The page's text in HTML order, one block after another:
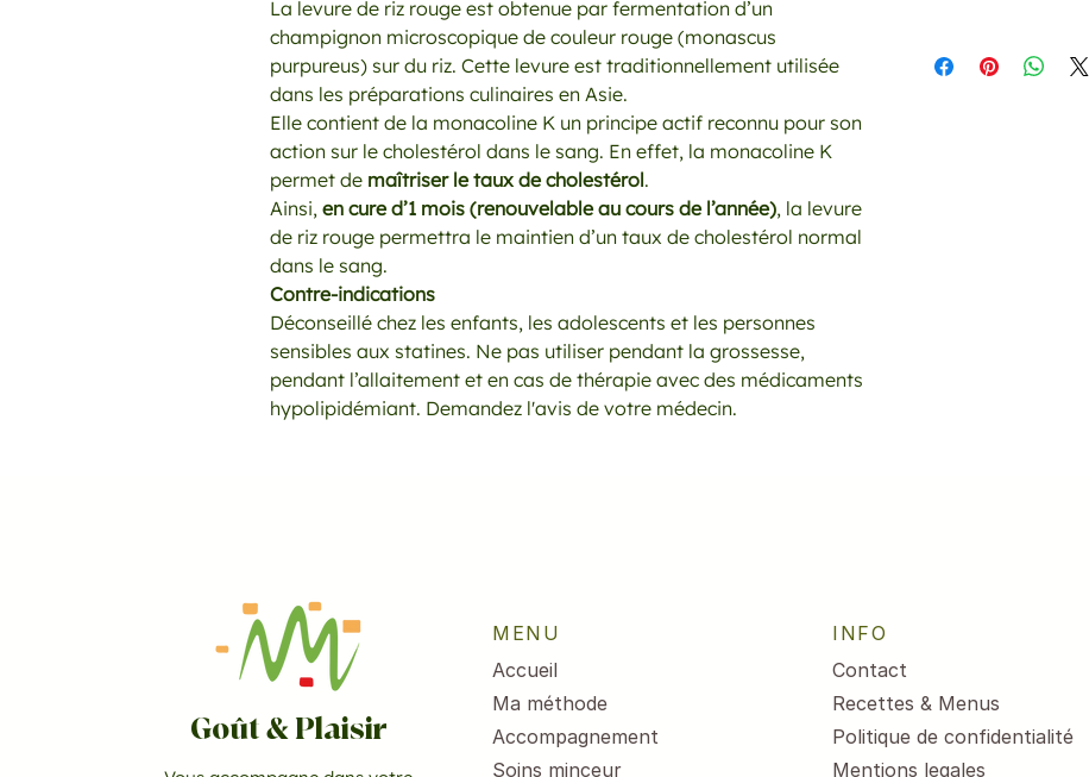
La levure de riz rouge est obtenue par fermentation d’un
champignon microscopique de couleur rouge (monascus
purpureus) sur du riz. Cette levure est traditionnellement utilisée
dans les préparations culinaires en Asie.
Elle contient de la monacoline K un principe actif reconnu pour son
action sur le cholestérol dans le sang. En effet, la monacoline K
permet de maîtriser le taux de cholestérol.
Ainsi, en cure d’1 mois (renouvelable au cours de l’année), la levure
de riz rouge permettra le maintien d’un taux de cholestérol normal
dans le sang.
Contre-indications
Déconseillé chez les enfants, les adolescents et les personnes
sensibles aux statines. Ne pas utiliser pendant la grossesse,
pendant l’allaitement et en cas de thérapie avec des médicaments
hypolipidémiant. Demandez l'avis de votre médecin.
Goût & Plaisir
MENU
Accueil
Ma méthode
Accompagnement
Soins minceur
INFO
Contact
Recettes & Menus
Politique de confidentialité
Mentions legales